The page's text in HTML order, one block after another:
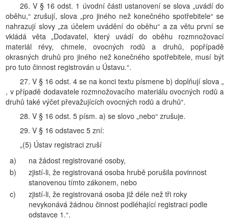
26. V § 16 odst. 1 úvodní části ustanovení se slova „uvádí do
oběhu,“ zrušují, slova „pro jiného než konečného spotřebitele“ se
nahrazují slovy „za účelem uvádění do oběhu“ a za větu první se
vkládá věta „Dodavatel, který uvádí do oběhu rozmnožovací
materiál révy, chmele, ovocných rodů a druhů, popřípadě
okrasných druhů pro jiného než konečného spotřebitele, musí být
pro tuto činnost registrován u Ústavu.“.
27. V § 16 odst. 4 se na konci textu písmene b) doplňují slova „
, v případě dodavatele rozmnožovacího materiálu ovocných rodů a
druhů také výčet převažujících ovocných rodů a druhů“.
28. V § 16 odst. 5 písm. a) se slovo „nebo“ zrušuje.
29. V § 16 odstavec 5 zní:
„(5) Ústav registraci zruší
a)
na žádost registrované osoby,
b)
zjistí-li, že registrovaná osoba hrubě porušila povinnost
stanovenou tímto zákonem, nebo
c)
zjistí-li, že registrovaná osoba již déle než tři roky
nevykonává žádnou činnost podléhající registraci podle
odstavce 1.“.